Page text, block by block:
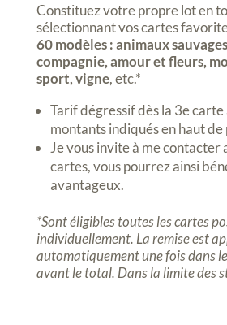
Constituez votre propre lot en
sélectionnant vos cartes
60 modèles :animaux
compagnie, amour et fleurs,
sport, vigne, etc.*
Tarif dégressif dès la 3e carte
montants indiqués en haut de
Je vous invite à me contacter
cartes, vous pourrez ainsi
avantageux.
*Sont éligibles toutes les cartes
individuellement. La remise est
automatiquement une fois dans
avant le total. Dans la limite des